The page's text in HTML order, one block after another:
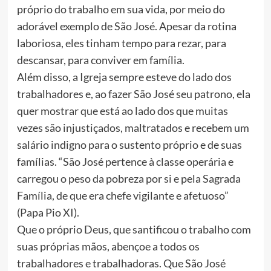
próprio do trabalho em sua vida, por meio do
adorável exemplo de São José. Apesar da rotina
laboriosa, eles tinham tempo para rezar, para
descansar, para conviver em família.
Além disso, a Igreja sempre esteve do lado dos
trabalhadores e, ao fazer São José seu patrono, ela
quer mostrar que está ao lado dos que muitas
vezes são injustiçados, maltratados e recebem um
salário indigno para o sustento próprio e de suas
famílias. “São José pertence à classe operária e
carregou o peso da pobreza por si e pela Sagrada
Família, de que era chefe vigilante e afetuoso”
(Papa Pio XI).
Que o próprio Deus, que santificou o trabalho com
suas próprias mãos, abençoe a todos os
trabalhadores e trabalhadoras. Que São José